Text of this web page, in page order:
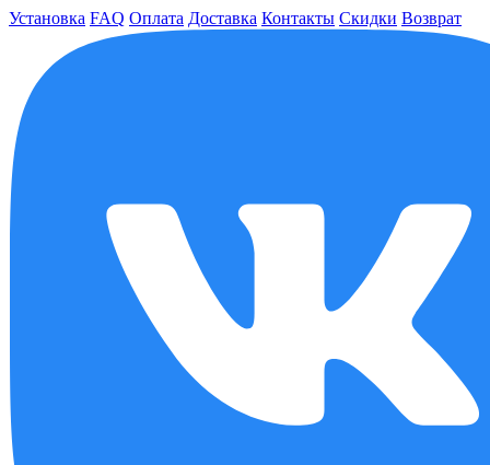
Установка FAQ Оплата Доставка Контакты Скидки Возврат